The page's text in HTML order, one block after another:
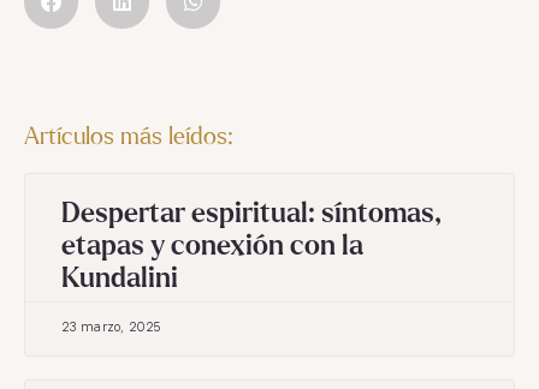
Artículos más leídos:
Despertar espiritual: síntomas,
etapas y conexión con la
Kundalini
23 marzo, 2025